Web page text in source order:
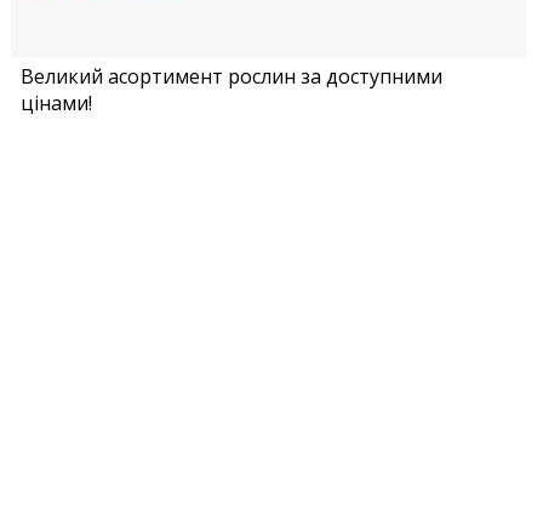
Великий асортимент рослин за доступними
цінами!